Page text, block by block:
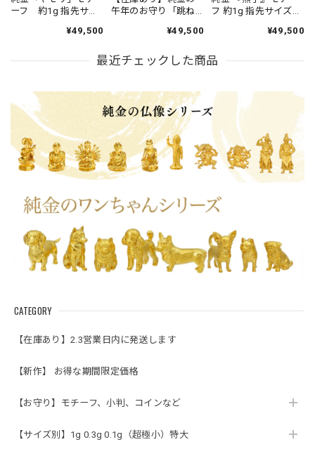
CATEGORY
【在庫あり】2.3営業日内に発送します
【新作】 お得な期間限定価格
【お守り】モチーフ、小判、コインなど
【サイズ別】1g 0.3g 0.1g（超極小）特大
ーフ 約1g 指先サイ
【RNP00968】¥49,500
午年のお守り「跳ね
【RNP01080】「令和
ズ」。
¥49,500
フ 約1g 指先サイズの
¥49,500
最近チェックした商品